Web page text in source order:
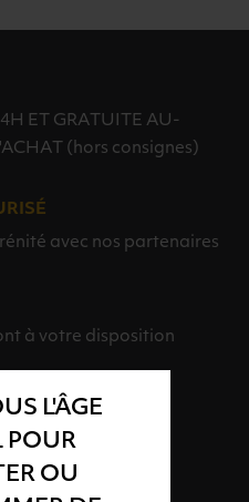
L'ÂGE
POUR
OU
ET GRATUITE AU-
(hors consignes)
avec nos partenaires
à votre disposition
avec soins